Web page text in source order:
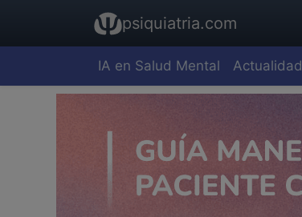
psiquiatria.com
IA en Salud Mental Actualidad